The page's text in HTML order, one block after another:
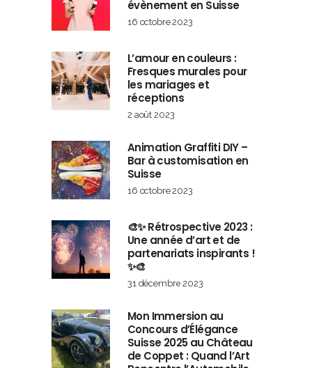
évènement en Suisse
16 octobre 2023
L’amour en couleurs :
Fresques murales pour
les mariages et
réceptions
2 août 2023
Animation Graffiti DIY –
Bar à customisation en
Suisse
16 octobre 2023
🎨✨ Rétrospective 2023 :
Une année d’art et de
partenariats inspirants !
✨🎨
31 décembre 2023
Mon Immersion au
Concours d’Élégance
Suisse 2025 au Château
de Coppet : Quand l’Art